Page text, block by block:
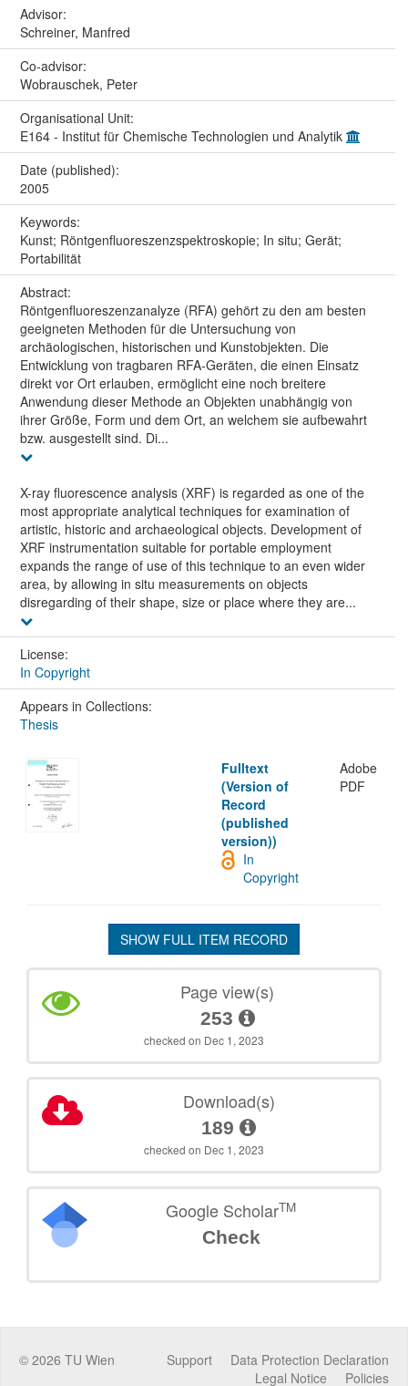
Advisor:
Schreiner, Manfred
Co-advisor:
Wobrauschek, Peter
Organisational Unit:
E164 - Institut für Chemische Technologien und Analytik
Date (published):
2005
Keywords:
Kunst; Röntgenfluoreszenzspektroskopie; In situ; Gerät;
Portabilität
Abstract:
Röntgenfluoreszenzanalyze (RFA) gehört zu den am besten
geeigneten Methoden für die Untersuchung von
archäologischen, historischen und Kunstobjekten. Die
Entwicklung von tragbaren RFA-Geräten, die einen Einsatz
direkt vor Ort erlauben, ermöglicht eine noch breitere
Anwendung dieser Methode an Objekten unabhängig von
ihrer Größe, Form und dem Ort, an welchem sie aufbewahrt
bzw. ausgestellt sind. Di...
X-ray fluorescence analysis (XRF) is regarded as one of the
most appropriate analytical techniques for examination of
artistic, historic and archaeological objects. Development of
XRF instrumentation suitable for portable employment
expands the range of use of this technique to an even wider
area, by allowing in situ measurements on objects
disregarding of their shape, size or place where they are...
License:
In Copyright
Appears in Collections:
Thesis
Fulltext
(Version of
Record
(published
version))
Adobe
PDF
In
Copyright
SHOW FULL ITEM RECORD
Page view(s)
253
checked on Dec 1, 2023
Download(s)
189
checked on Dec 1, 2023
Google ScholarTM
Check
© 2026 TU Wien Data Protection Declaration
Support
Policies
Legal Notice